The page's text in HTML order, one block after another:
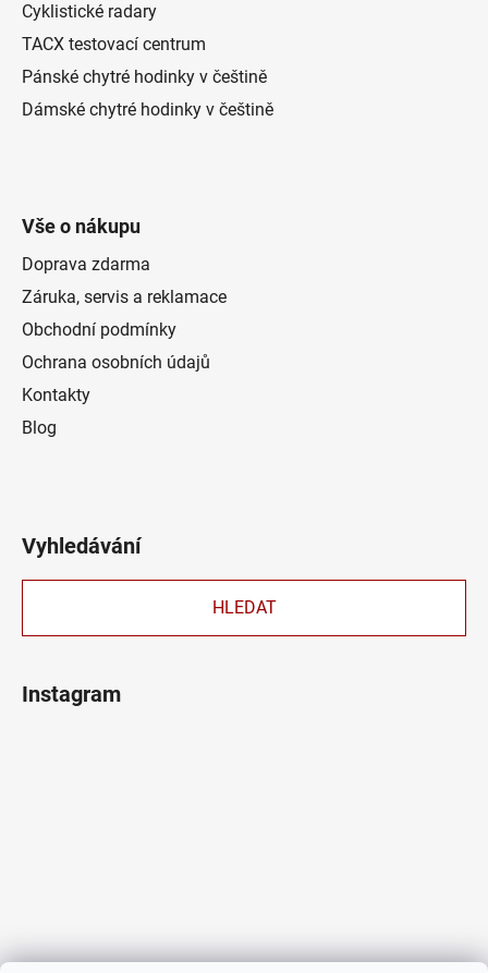
Cyklistické radary
TACX testovací centrum
Pánské chytré hodinky v češtině
Dámské chytré hodinky v češtině
Vše o nákupu
Doprava zdarma
Záruka, servis a reklamace
Obchodní podmínky
Ochrana osobních údajů
Kontakty
Blog
Vyhledávání
HLEDAT
Instagram